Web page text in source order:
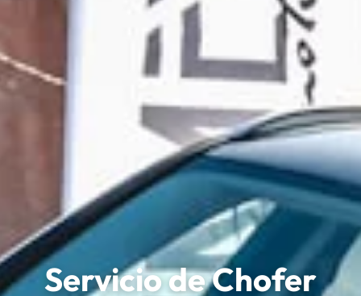
Servicio de Chofer